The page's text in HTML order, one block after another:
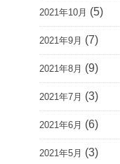
2021年10月 (5)
2021年9月 (7)
2021年8月 (9)
2021年7月 (3)
2021年6月 (6)
2021年5月 (3)